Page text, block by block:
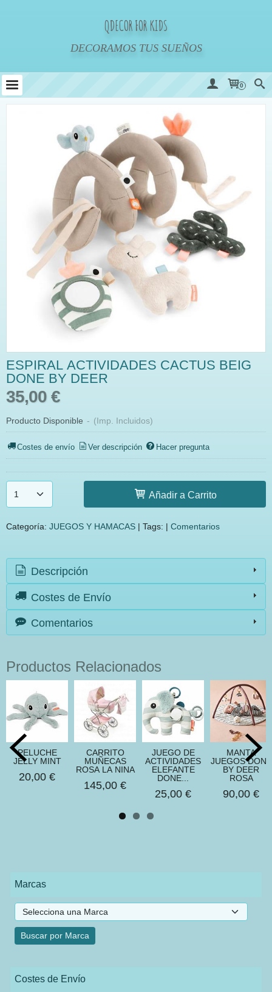
QDECOR FOR KIDS
DECORAMOS TUS SUEÑOS
0
Marcas
Costes de Envío
ESPIRAL ACTIVIDADES CACTUS BEIG
DONE BY DEER
35,00 €
Producto Disponible - (Imp. Incluidos)
Costes de envío Ver descripción Hacer pregunta
Añadir a Carrito
Categoría: JUEGOS Y HAMACAS | Tags: | Comentarios
Descripción
Costes de Envío
Comentarios
Productos Relacionados
PELUCHE
JELLY MINT
20,00 €
CARRITO
MUÑECAS
ROSA LA NINA
145,00 €
JUEGO DE
ACTIVIDADES
ELEFANTE
DONE...
25,00 €
MANTA
JUEGOS DONE
BY DEER
ROSA
90,00 €